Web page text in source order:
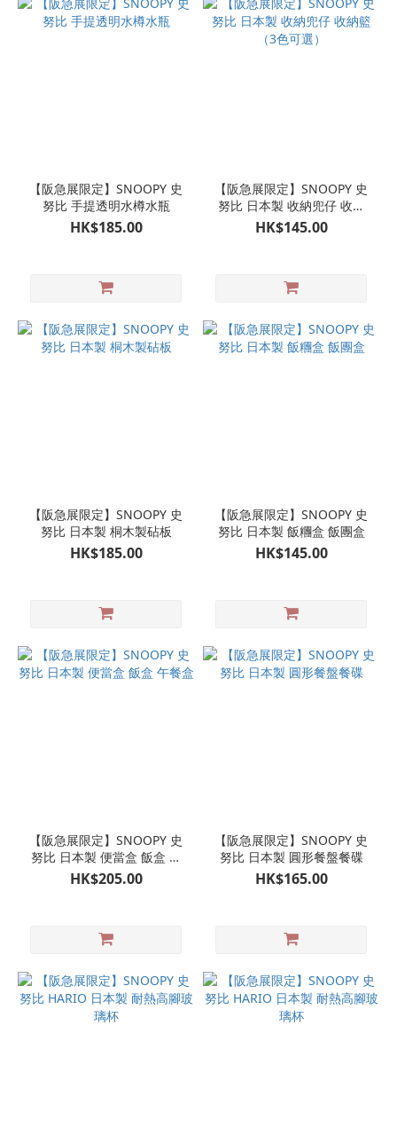
【阪急展限定】SNOOPY 史
努比 手提透明水樽水瓶
HK$185.00
【阪急展限定】SNOOPY 史
努比 日本製 收納兜仔 收納
籃（3色可選）
HK$145.00
【阪急展限定】SNOOPY 史
努比 日本製 桐木製砧板
HK$185.00
【阪急展限定】SNOOPY 史
努比 日本製 飯糰盒 飯團盒
HK$145.00
【阪急展限定】SNOOPY 史
努比 日本製 便當盒 飯盒 午
餐盒
HK$205.00
【阪急展限定】SNOOPY 史
努比 日本製 圓形餐盤餐碟
HK$165.00